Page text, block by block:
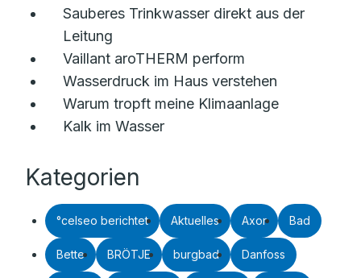
Sauberes Trinkwasser direkt aus der
Leitung
Vaillant aroTHERM perform
Wasserdruck im Haus verstehen
Warum tropft meine Klimaanlage
Kalk im Wasser
Kategorien
°celseo berichtet Aktuelles Axor Bad
Bette BRÖTJE burgbad Danfoss